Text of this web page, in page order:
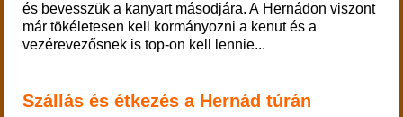
és bevesszük a kanyart másodjára. A Hernádon viszont
már tökéletesen kell kormányozni a kenut és a
vezérevezősnek is top-on kell lennie...
Szállás és étkezés a Hernád túrán